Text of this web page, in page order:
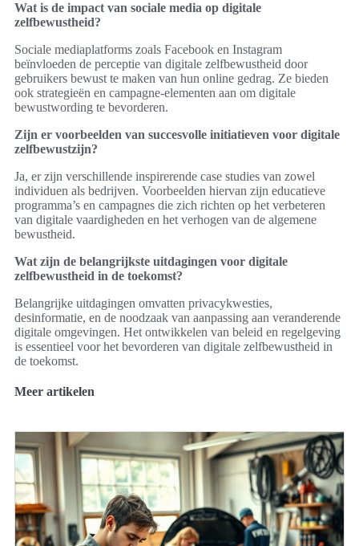
Wat is de impact van sociale media op digitale
zelfbewustheid?
Sociale mediaplatforms zoals Facebook en Instagram
beïnvloeden de perceptie van digitale zelfbewustheid door
gebruikers bewust te maken van hun online gedrag. Ze bieden
ook strategieën en campagne-elementen aan om digitale
bewustwording te bevorderen.
Zijn er voorbeelden van succesvolle initiatieven voor digitale
zelfbewustzijn?
Ja, er zijn verschillende inspirerende case studies van zowel
individuen als bedrijven. Voorbeelden hiervan zijn educatieve
programma’s en campagnes die zich richten op het verbeteren
van digitale vaardigheden en het verhogen van de algemene
bewustheid.
Wat zijn de belangrijkste uitdagingen voor digitale
zelfbewustheid in de toekomst?
Belangrijke uitdagingen omvatten privacykwesties,
desinformatie, en de noodzaak van aanpassing aan veranderende
digitale omgevingen. Het ontwikkelen van beleid en regelgeving
is essentieel voor het bevorderen van digitale zelfbewustheid in
de toekomst.
Meer artikelen